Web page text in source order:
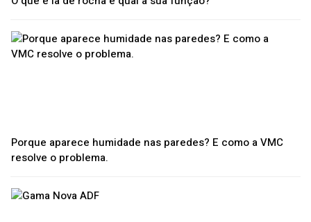
Porque aparece humidade nas paredes? E como a VMC
resolve o problema.